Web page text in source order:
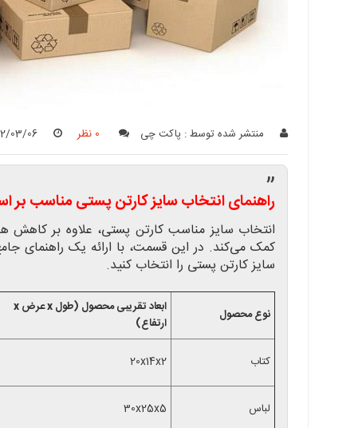
منتشر شده توسط : پاکت چی 0 نظر 03/06
”
راهنمای انتخاب سایز کارتن پستی مناسب
انتخاب سایز مناسب کارتن پستی، علاوه بر
کمک می‌کند. در این قسمت، با ارائه یک راهنمای
سایز کارتن پستی را انتخاب کنید.
نوع محصول
ابعاد تقریبی محصول (طول x عرض x
ارتفاع)
کتاب 20x14x2
لباس 30x25x5